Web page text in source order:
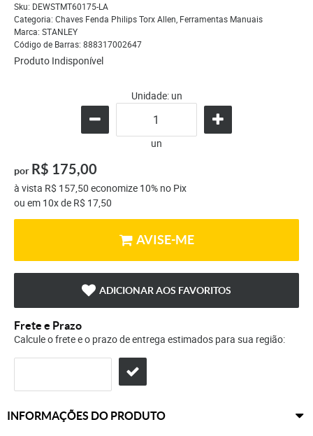
Sku: DEWSTMT60175-LA
Categoria: Chaves Fenda Philips Torx Allen, Ferramentas Manuais
Marca: STANLEY
Código de Barras: 888317002647
Produto Indisponível
Unidade: un
un
por R$ 175,00
à vista R$ 157,50 economize 10% no Pix
ou em 10xde R$ 17,50
AVISE-ME
ADICIONAR AOS FAVORITOS
Frete e Prazo
Calcule o frete e o prazo de entrega estimados para sua região:
INFORMAÇÕES DO PRODUTO